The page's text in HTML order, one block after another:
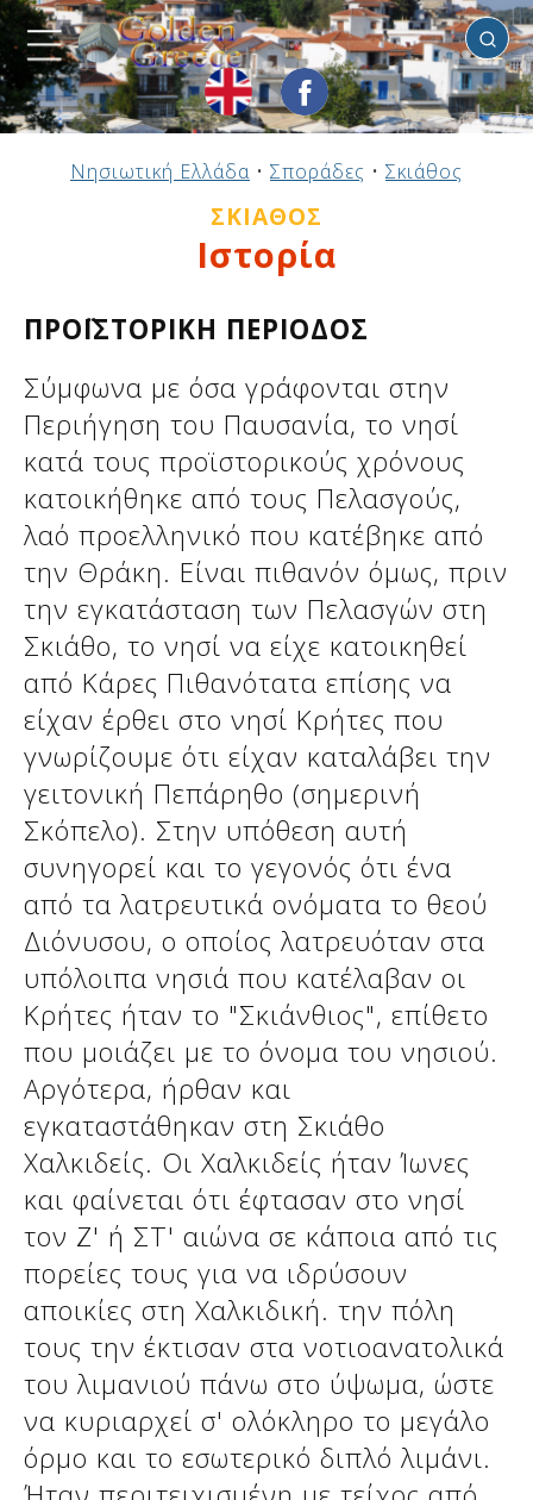
Προηγούμενο
Ελλάδα
Δείτε μας:
Προηγούμενο
Αργοσαρωνικός
Δείτε μας:
Προηγούμενο
B. & Α. Αιγαίο
Δείτε μας:
Προηγούμενο
Δωδεκάνησα
Προηγούμενο
Ιόνια Νησιά
Δείτε μας:
Προηγούμενο
Κρήτη
Δείτε μας:
Προηγούμενο
Κυκλάδες
Προηγούμενο
Σποράδες
Δείτε μας:
Προηγούμενο
Ελλάδα
Δείτε μας:
Προηγούμενο
Ήπειρος
Δείτε μας:
Προηγούμενο
Θεσσαλία
Δείτε μας:
Προηγούμενο
Θράκη
Δείτε μας:
Προηγούμενο
Μακεδονία
Δείτε μας:
Προηγούμενο
Πελοπόννησος
Δείτε μας:
Προηγούμενο
Στερεά Ελλάδα
Δείτε μας:
Σκιάθος
Νησιωτική Ελλάδα • Σποράδες • Σκιάθος
ΣΚΙΆΘΟΣ
Ιστορία
ΠΡΟΪΣΤΟΡΙΚΗ ΠΕΡΙΟΔΟΣ
Σύμφωνα με όσα γράφονται στην
Περιήγηση του Παυσανία, το νησί
κατά τους προϊστορικούς χρόνους
κατοικήθηκε από τους Πελασγούς,
λαό προελληνικό που κατέβηκε από
την Θράκη. Είναι πιθανόν όμως, πριν
την εγκατάσταση των Πελασγών στη
Σκιάθο, το νησί να είχε κατοικηθεί
από Κάρες Πιθανότατα επίσης να
είχαν έρθει στο νησί Κρήτες που
γνωρίζουμε ότι είχαν καταλάβει την
γειτονική Πεπάρηθο (σημερινή
Σκόπελο). Στην υπόθεση αυτή
συνηγορεί και το γεγονός ότι ένα
από τα λατρευτικά ονόματα το θεού
Διόνυσου, ο οποίος λατρευόταν στα
υπόλοιπα νησιά που κατέλαβαν οι
Κρήτες ήταν το "Σκιάνθιος", επίθετο
που μοιάζει με το όνομα του νησιού.
Αργότερα, ήρθαν και
εγκαταστάθηκαν στη Σκιάθο
Χαλκιδείς. Οι Χαλκιδείς ήταν Ίωνες
και φαίνεται ότι έφτασαν στο νησί
τον Ζ' ή ΣΤ' αιώνα σε κάποια από τις
πορείες τους για να ιδρύσουν
αποικίες στη Χαλκιδική. την πόλη
τους την έκτισαν στα νοτιοανατολικά
του λιμανιού πάνω στο ύψωμα, ώστε
να κυριαρχεί σ' ολόκληρο το μεγάλο
όρμο και το εσωτερικό διπλό λιμάνι.